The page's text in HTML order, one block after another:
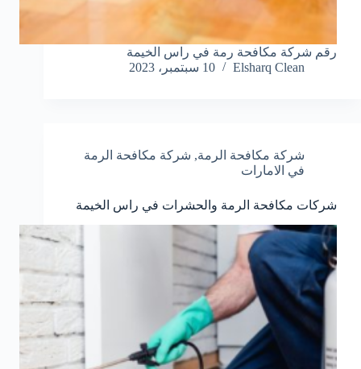
رقم شركة مكافحة رمة في راس الخيمة
Elsharq Clean
10 سبتمبر، 2023
شركة مكافحة الرمة, شركة مكافحة الرمة
في الامارات
شركات مكافحة الرمة والحشرات في راس الخيمة